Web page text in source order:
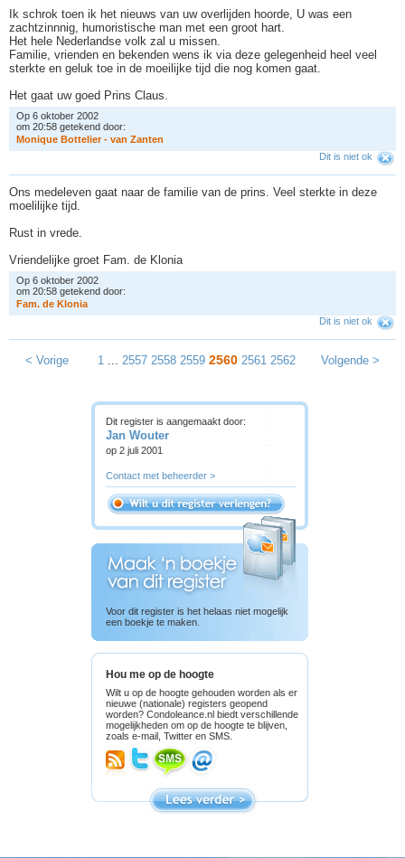
Ik schrok toen ik het nieuws van uw overlijden hoorde, U was een
zachtzinnnig, humoristische man met een groot hart.
Het hele Nederlandse volk zal u missen.
Familie, vrienden en bekenden wens ik via deze gelegenheid heel veel
sterkte en geluk toe in de moeilijke tijd die nog komen gaat.
Het gaat uw goed Prins Claus.
Op 6 oktober 2002
om 20:58 getekend door:
Monique Bottelier - van Zanten
Dit is niet ok
Ons medeleven gaat naar de familie van de prins. Veel sterkte in deze
moelilijke tijd.
Rust in vrede.
Vriendelijke groet Fam. de Klonia
Op 6 oktober 2002
om 20:58 getekend door:
Fam. de Klonia
Dit is niet ok
< Vorige 1 2557 2558 2559 2560 2561 2562 Volgende >
Dit register is aangemaakt door:
Jan Wouter
op 2 juli 2001
Contact met beheerder >
Voor dit register is het helaas niet mogelijk
een boekje te maken.
Hou me op de hoogte
Wilt u op de hoogte gehouden worden als er
nieuwe (nationale) registers geopend
worden? Condoleance.nl biedt verschillende
mogelijkheden om op de hoogte te blijven,
zoals e-mail, Twitter en SMS.